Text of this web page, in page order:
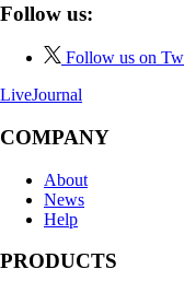
Follow us:
Follow us on
LiveJournal
COMPANY
About
News
Help
PRODUCTS